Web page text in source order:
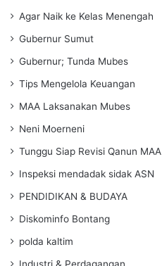
Agar Naik ke Kelas Menengah
Gubernur Sumut
Gubernur; Tunda Mubes
Tips Mengelola Keuangan
MAA Laksanakan Mubes
Neni Moerneni
Tunggu Siap Revisi Qanun MAA
Inspeksi mendadak sidak ASN
PENDIDIKAN & BUDAYA
Diskominfo Bontang
polda kaltim
Industri & Perdagangan